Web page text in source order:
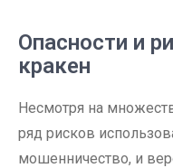
Опасности и
кракен
Несмотря на
ряд рисков
мошенничество, и